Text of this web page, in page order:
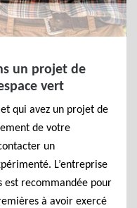
un projet de
vert
qui avez un projet de
de votre
un
L’entreprise
est recommandée pour
à avoir exercé